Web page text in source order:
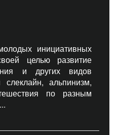
инициативных
целью развитие
и других видов
альпинизм,
по разным